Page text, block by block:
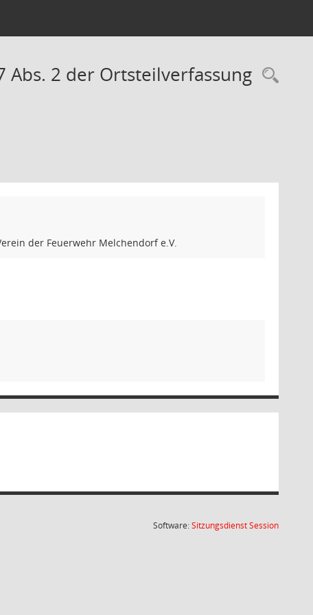
Abs. 2 der Ortsteilverfassung
der Feuerwehr Melchendorf e.V.
Software:SitzungsdienstSession(Wird in